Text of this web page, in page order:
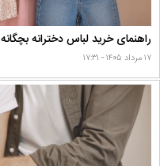
راهنمای خرید لباس دخترانه بچگانه
۱۷ مرداد ۱۴۰۵ - ۱۷:۳۱